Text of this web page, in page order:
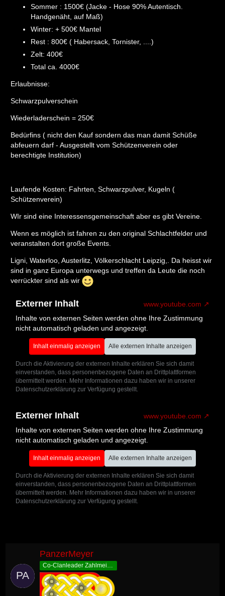
Sommer : 1500€ (Jacke - Hose 90% Autentisch.
Handgenäht, auf Maß)
Winter: + 500€ Mantel
Rest : 800€ ( Habersack, Tornister, ....)
Zelt: 400€
Total ca. 4000€
Erlaubnisse:
Schwarzpulverschein
Wiederladerschein = 250€
Bedürfins ( nicht den Kauf sondern das man damit Schüße
abfeuern darf - Ausgestellt vom Schützenverein oder
berechtigte Institution)
Laufende Kosten: Fahrten, Schwarzpulver, Kugeln (
Schützenverein)
WIr sind eine Interessensgemeinschaft aber es gibt Vereine.
Wenn es möglich ist fahren zu den original Schlachtfelder und
veranstalten dort große Events.
Ligni, Waterloo, Austerlitz, Völkerschlacht Leipzig,. Da heisst wir
sind in ganz Europa unterwegs und treffen da Leute die noch
verrückter sind als wir
Externer Inhalt
www.youtube.com
Inhalte von externen Seiten werden ohne Ihre Zustimmung
nicht automatisch geladen und angezeigt.
Inhalt einmalig anzeigen Alle externen Inhalte anzeigen
Durch die Aktivierung der externen Inhalte erklären Sie sich damit
einverstanden, dass personenbezogene Daten an Drittplattformen
übermittelt werden. Mehr Informationen dazu haben wir in unserer
Datenschutzerklärung zur Verfügung gestellt.
Externer Inhalt
www.youtube.com
Inhalte von externen Seiten werden ohne Ihre Zustimmung
nicht automatisch geladen und angezeigt.
Inhalt einmalig anzeigen Alle externen Inhalte anzeigen
Durch die Aktivierung der externen Inhalte erklären Sie sich damit
einverstanden, dass personenbezogene Daten an Drittplattformen
übermittelt werden. Mehr Informationen dazu haben wir in unserer
Datenschutzerklärung zur Verfügung gestellt.
PanzerMeyer
Co-Clanleader Zahlmeister